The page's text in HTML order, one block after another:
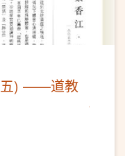
五) ——道教